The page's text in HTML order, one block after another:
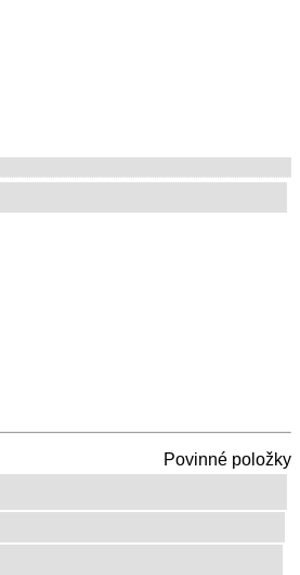
Povinné položky